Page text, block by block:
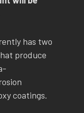
has two
produce
coatings.